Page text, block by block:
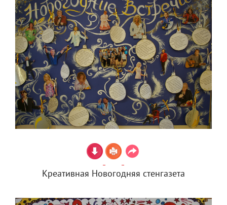
Креативная Новогодняя стенгазета